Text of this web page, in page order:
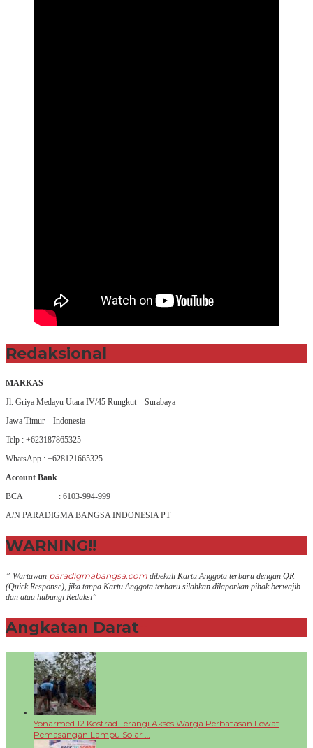
Redaksional
MARKAS
Jl. Griya Medayu Utara IV/45 Rungkut – Surabaya
Jawa Timur – Indonesia
Telp : +623187865325
WhatsApp : +628121665325
Account Bank
BCA : 6103-994-999
A/N PARADIGMA BANGSA INDONESIA PT
WARNING!!
” Wartawan paradigmabangsa.com dibekali Kartu Anggota terbaru dengan QR
(Quick Response), jika tanpa Kartu Anggota terbaru silahkan dilaporkan pihak berwajib
dan atau hubungi Redaksi”
Angkatan Darat
Yonarmed 12 Kostrad Terangi Akses Warga Perbatasan Lewat
Pemasangan Lampu Solar …